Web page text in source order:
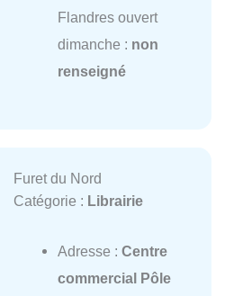
Flandres ouvert
dimanche : non
renseigné
Furet du Nord
Catégorie : Librairie
Adresse : Centre
commercial Pôle